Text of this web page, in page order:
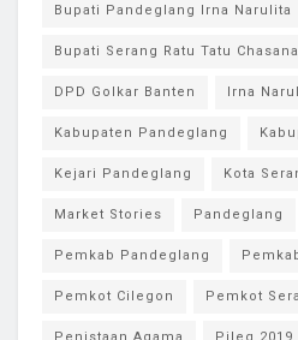
Bupati Pandeglang Irna Narulita
Bupati Serang Ratu Tatu
DPD Golkar Banten Irna
Kabupaten Pandeglang
Kejari Pandeglang Kota
Market Stories Pandeglang
Pemkab Pandeglang
Pemkot Cilegon Pemkot
Penistaan Agama Pileg 2019